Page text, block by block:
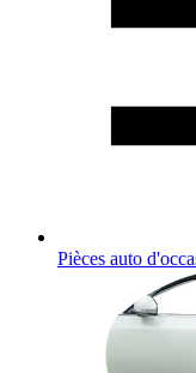
Pièces auto